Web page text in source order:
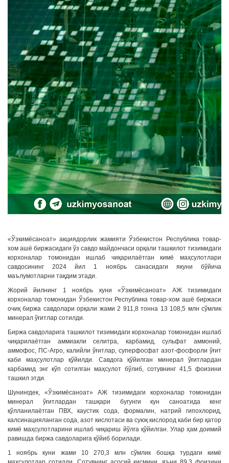
«Ўзкимёсаноат» акциядорлик жамияти Ўзбекистон Республика товар-
хом ашё биржасидаги ўз савдо майдончаси орқали ташкилот тизимидаги
корхоналар томонидан ишлаб чиқарилаётган кимё маҳсулотлари
савдосининг 2024 йил 1 ноябрь санасидаги якуни бўйича
маълумотларни тақдим этади.
Жорий йилнинг 1 ноябрь куни «Ўзкимёсаноат» АЖ тизимидаги
корхоналар томонидан Ўзбекистон Республика товар-хом ашё биржаси
очиқ биржа савдолари орқали жами 2 911,8 тонна 13 108,5 млн сўмлик
минерал ўғитлар сотилди.
Биржа савдоларига ташкилот тизимидаги корхоналар томонидан ишлаб
чиқарилаётган аммиакли селитра, карбамид, сульфат аммоний,
аммофос, ПС-Агро, калийли ўғитлар, суперфосфат азот-фосфорли ўғит
каби маҳсулотлар қўйилди. Савдога қўйилган минерал ўғитлардан
карбамид энг кўп сотилган маҳсулот бўлиб, сотувнинг 41,5 фоизини
ташкил этди.
Шунингдек, «Ўзкимёсаноат» АЖ тизимидаги корхоналар томонидан
минерал ўғитлардан ташқари бугунги кун саноатида кенг
қўлланилаётган ПВХ, каустик сода, формалин, натрий гипохлорид,
калсинацияланган сода, азот кислотаси ва суюқ кислород каби бир қатор
кимё маҳсулотларини ишлаб чиқариш йўлга қўйилган. Улар ҳам доимий
равишда биржа савдоларига қўйиб борилади.
1 ноябрь куни жами 10 270,3 млн сўмлик бошқа турдаги кимё